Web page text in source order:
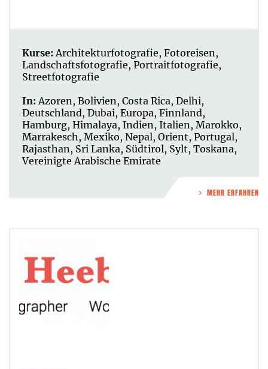
Kurse: Architekturfotografie, Fotoreisen,
Landschaftsfotografie, Portraitfotografie,
Streetfotografie
In: Azoren, Bolivien, Costa Rica, Delhi,
Deutschland, Dubai, Europa, Finnland,
Hamburg, Himalaya, Indien, Italien, Marokko,
Marrakesch, Mexiko, Nepal, Orient, Portugal,
Rajasthan, Sri Lanka, Südtirol, Sylt, Toskana,
Vereinigte Arabische Emirate
MEHR ERFAHREN